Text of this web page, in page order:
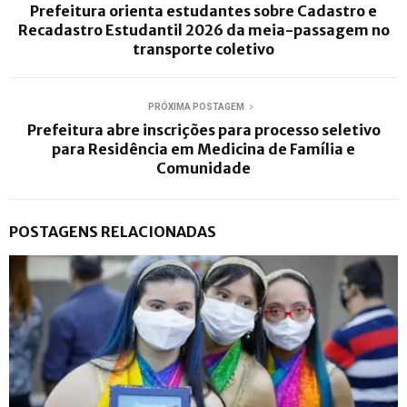
Prefeitura orienta estudantes sobre Cadastro e
Recadastro Estudantil 2026 da meia-passagem no
transporte coletivo
PRÓXIMA POSTAGEM
Prefeitura abre inscrições para processo seletivo
para Residência em Medicina de Família e
Comunidade
POSTAGENS RELACIONADAS